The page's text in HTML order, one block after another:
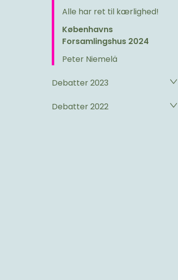
Alle har ret til kærlighed!
Københavns
Forsamlingshus 2024
Peter Niemelä
Debatter 2023
Debatter 2022